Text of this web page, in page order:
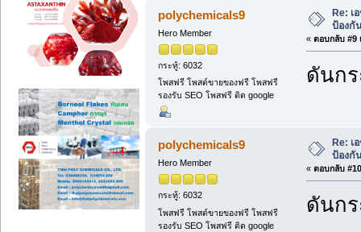
polychemicals9
Hero Member
กระทู้: 6032
โพสฟรี โพสต์ขายของฟรี โพสฟรี
รองรับ SEO โพสฟรี ติด google
Re: เ
ป้องกั
« ตอบกลับ #9
ดันก
polychemicals9
Hero Member
กระทู้: 6032
โพสฟรี โพสต์ขายของฟรี โพสฟรี
รองรับ SEO โพสฟรี ติด google
Re: เ
ป้องกั
« ตอบกลับ
ดันก